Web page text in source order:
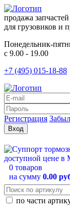
продажа запчастей
для грузовиков и
Понедельник-
с 9.00 - 19.00
+7 (495) 015-18-88
Регистрация
0 товаров
на сумму 0.00
по части